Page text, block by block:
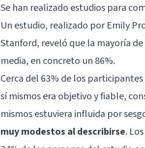
Se han realizado estudios para
Un estudio, realizado por Emily
Stanford, reveló que la mayoría
media, en concreto un 86%.
Cerca del 63% de los
sí mismos era objetivo y fiable,
mismos estuviera influida por
muy modestos al describirse.